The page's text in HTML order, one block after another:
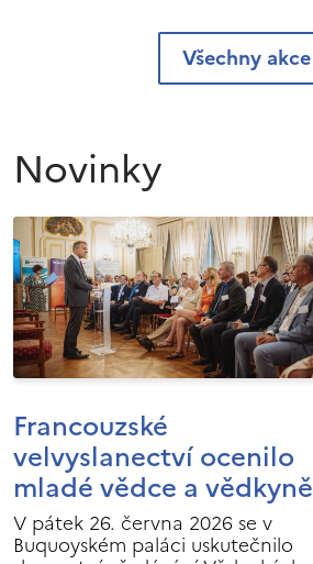
Všechny akce
Novinky
Francouzské
velvyslanectví ocenilo
mladé vědce a vědkyně
V pátek 26. června 2026 se v
Buquoyském paláci uskutečnilo